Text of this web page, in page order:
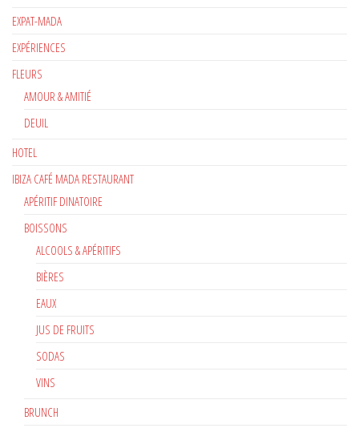
EXPAT-MADA
EXPÉRIENCES
FLEURS
AMOUR & AMITIÉ
DEUIL
HOTEL
IBIZA CAFÉ MADA RESTAURANT
APÉRITIF DINATOIRE
BOISSONS
ALCOOLS & APÉRITIFS
BIÈRES
EAUX
JUS DE FRUITS
SODAS
VINS
BRUNCH